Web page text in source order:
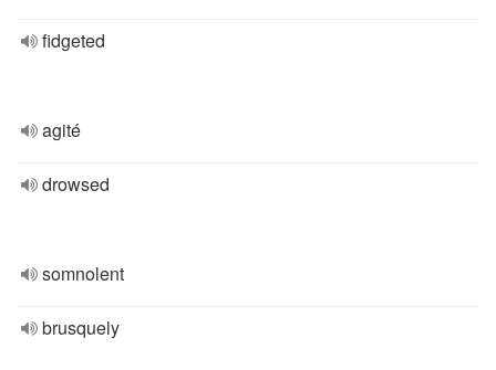
fidgeted
agité
drowsed
somnolent
brusquely